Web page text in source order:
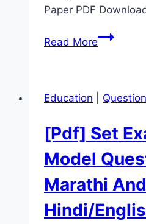
Paper PDF
Read More[Pdf]
Question
Education
[Pdf] Set
Model
Marathi And
Hindi/